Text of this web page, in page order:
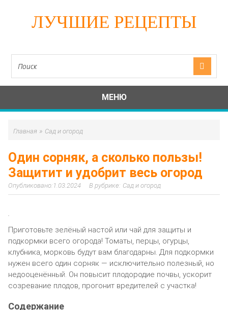
ЛУЧШИЕ РЕЦЕПТЫ
МЕНЮ
Главная » Сад и огород
Один сорняк, а сколько пользы!
Защитит и удобрит весь огород
1.03.2024 Сад и огород
Приготовьте зелёный настой или чай для защиты и
подкормки всего огорода! Томаты, перцы, огурцы,
клубника, морковь будут вам благодарны. Для подкормки
нужен всего один сорняк — исключительно полезный, но
недооценённый. Он повысит плодородие почвы, ускорит
созревание плодов, прогонит вредителей с участка!